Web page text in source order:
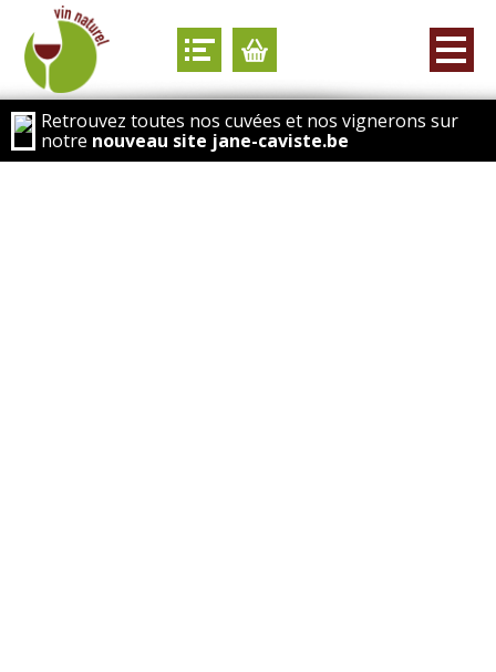
Retrouvez toutes nos cuvées et nos vignerons sur
notre nouveau site jane-caviste.be